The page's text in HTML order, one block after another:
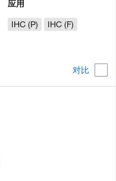
对比
应用
IHC (P)
IHC (F)